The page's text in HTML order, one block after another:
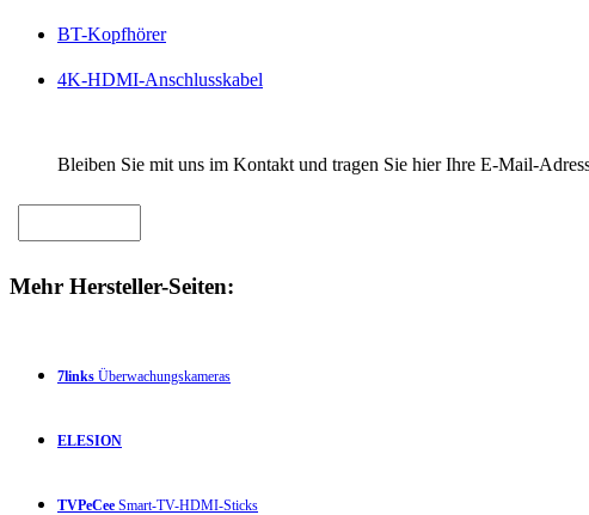
BT-Kopfhörer
4K-HDMI-Anschlusskabel
Bleiben Sie mit uns im Kontakt und tragen Sie hier Ihre E-Mail-
Mehr Hersteller-Seiten:
7links Überwachungskameras
ELESION
TVPeCee Smart-TV-HDMI-Sticks